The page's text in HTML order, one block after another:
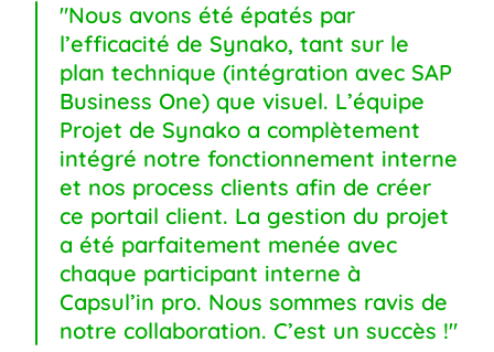
"Nous avons été épatés par
l’efficacité de Synako, tant sur le
plan technique (intégration avec SAP
Business One) que visuel. L’équipe
Projet de Synako a complètement
intégré notre fonctionnement interne
et nos process clients afin de créer
ce portail client. La gestion du projet
a été parfaitement menée avec
chaque participant interne à
Capsul’in pro. Nous sommes ravis de
notre collaboration. C’est un succès !"